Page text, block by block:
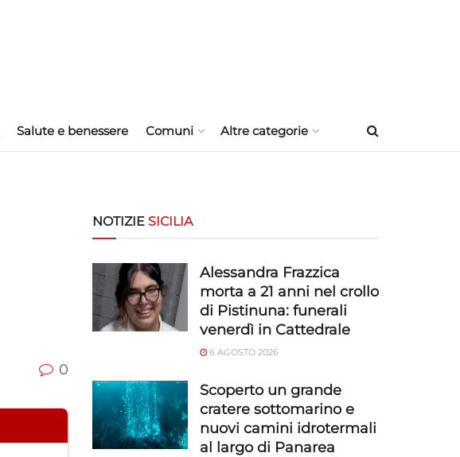
Salute e benessere Comuni Altre categorie
0
NOTIZIE SICILIA
Alessandra Frazzica
morta a 21 anni nel crollo
di Pistinuna: funerali
venerdì in Cattedrale
6 AGOSTO 2026
Scoperto un grande
cratere sottomarino e
nuovi camini idrotermali
al largo di Panarea